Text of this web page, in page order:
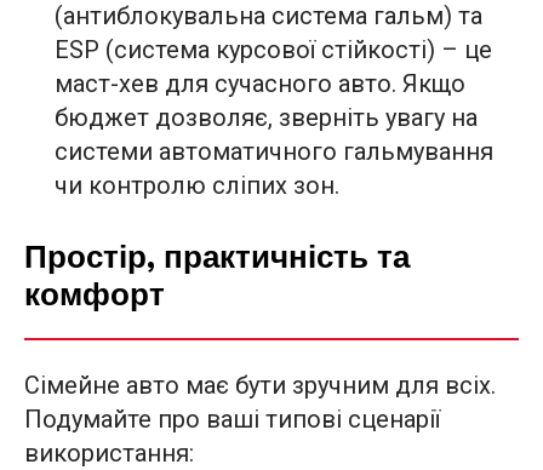
(антиблокувальна система гальм) та
ESP (система курсової стійкості) – це
маст-хев для сучасного авто. Якщо
бюджет дозволяє, зверніть увагу на
системи автоматичного гальмування
чи контролю сліпих зон.
Простір, практичність та
комфорт
Сімейне авто має бути зручним для всіх.
Подумайте про ваші типові сценарії
використання: